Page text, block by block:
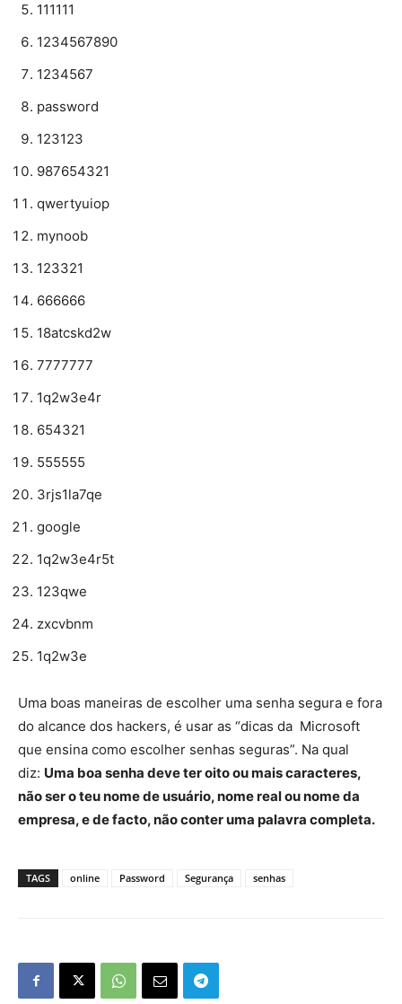
111111
1234567890
1234567
password
123123
987654321
qwertyuiop
mynoob
123321
666666
18atcskd2w
7777777
1q2w3e4r
654321
555555
3rjs1la7qe
google
1q2w3e4r5t
123qwe
zxcvbnm
1q2w3e
Uma boas maneiras de escolher uma senha segura e fora
do alcance dos hackers, é usar as “dicas da Microsoft
que ensina como escolher senhas seguras”. Na qual
diz: Uma boa senha deve ter oito ou mais caracteres,
não ser o teu nome de usuário, nome real ou nome da
empresa, e de facto, não conter uma palavra completa.
TAGS online Password Segurança senhas